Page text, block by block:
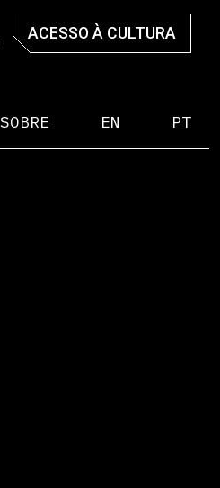
ACESSO À CULTURA
SOBRE EN PT